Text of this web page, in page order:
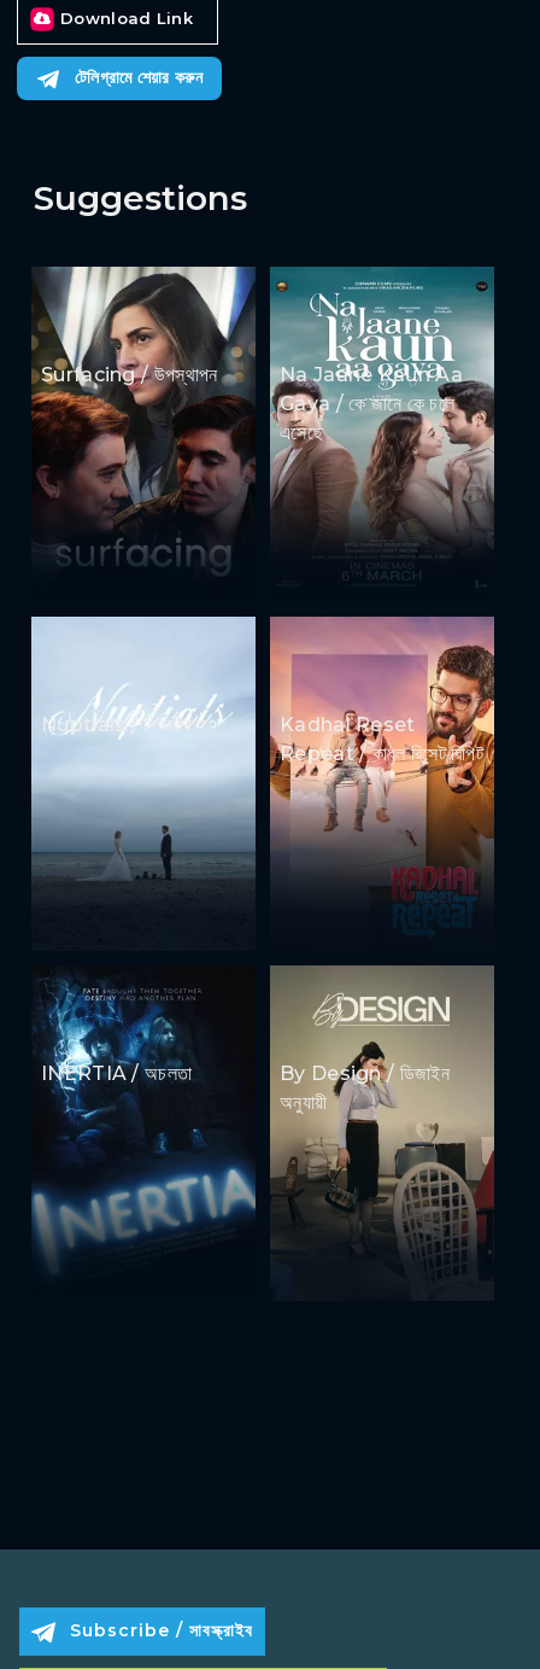
Download Link
টেলিগ্রামে শেয়ার করুন
Suggestions
Surfacing / উপস্থাপন
Na Jaane Kaun Aa
Gaya / কে জানে কে চলে
এসেছে
Nuptials / নিউজীয়াহ
Kadhal Reset
Repeat / কাধল রিসেট রিপিট
INERTIA / অচলতা
By Design / ডিজাইন
অনুযায়ী
Subscribe / সাবস্ক্রাইব